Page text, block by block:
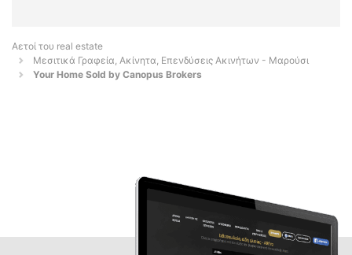
Αετοί του real estate
Μεσιτικά Γραφεία, Ακίνητα, Επενδύσεις Ακινήτων - Μαρούσι
Your Home Sold by Canopus Brokers